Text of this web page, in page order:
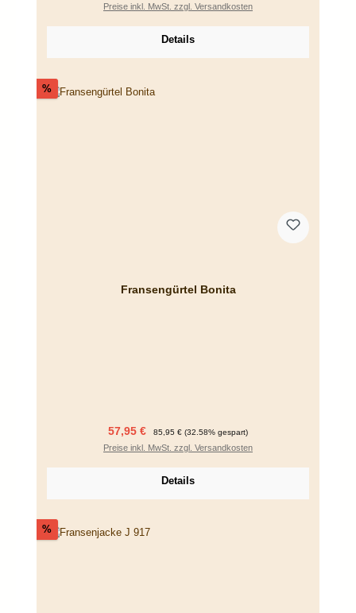
Preise inkl. MwSt. zzgl. Versandkosten
Details
%Rabatt
Fransengürtel Bonita
Verkaufspreis:
57,95 € Regulärer Preis:
85,95 € (32.58% gespart)
Preise inkl. MwSt. zzgl. Versandkosten
Details
%Rabatt